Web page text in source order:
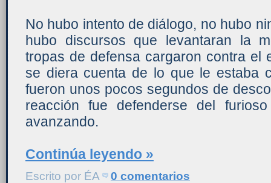
No hubo intento de diálogo, no hubo
hubo discursos que levantaran la
tropas de defensa cargaron contra el
se diera cuenta de lo que le estaba
fueron unos pocos segundos de
reacción fue defenderse del
avanzando.
Continúa leyendo »
Escrito por ÉA
0 comentarios